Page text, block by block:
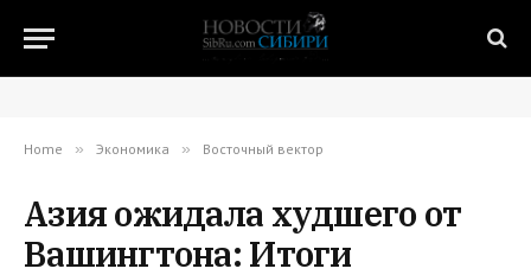
Home » Экономика » Восточный вектор
Азия ожидала худшего от
Вашингтона: Итоги